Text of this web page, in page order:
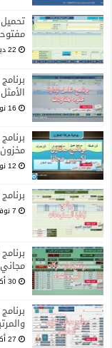
22 ديسمبر، 2024
16 نوفمبر، 2024
12 نوفمبر، 2024
7 نوفمبر، 2024
30 أكتوبر، 2024
27 أكتوبر، 2024